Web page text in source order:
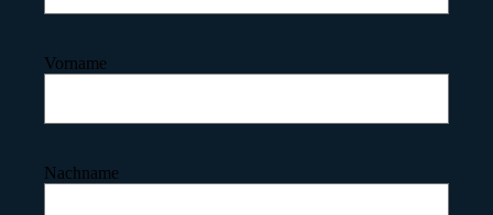
Vorname
Nachname